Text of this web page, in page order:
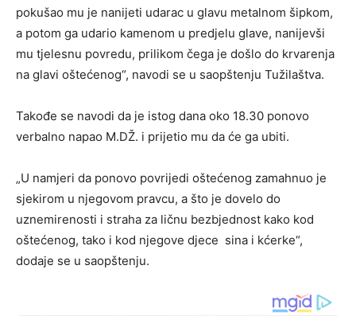
pokušao mu je nanijeti udarac u glavu metalnom šipkom,
a potom ga udario kamenom u predjelu glave, nanijevši
mu tjelesnu povredu, prilikom čega je došlo do krvarenja
na glavi oštećenog“, navodi se u saopštenju Tužilaštva.
Takođe se navodi da je istog dana oko 18.30 ponovo
verbalno napao M.DŽ. i prijetio mu da će ga ubiti.
„U namjeri da ponovo povrijedi oštećenog zamahnuo je
sjekirom u njegovom pravcu, a što je dovelo do
uznemirenosti i straha za ličnu bezbjednost kako kod
oštećenog, tako i kod njegove djece sina i kćerke“,
dodaje se u saopštenju.